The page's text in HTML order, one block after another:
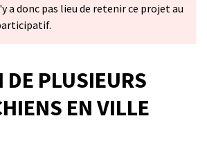
a donc pas lieu de retenir ce projet au
DE PLUSIEURS
EN VILLE